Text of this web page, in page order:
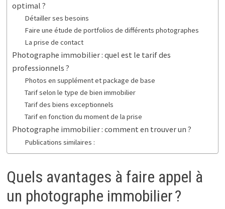
optimal ?
Détailler ses besoins
Faire une étude de portfolios de différents photographes
La prise de contact
Photographe immobilier : quel est le tarif des
professionnels ?
Photos en supplément et package de base
Tarif selon le type de bien immobilier
Tarif des biens exceptionnels
Tarif en fonction du moment de la prise
Photographe immobilier : comment en trouver un ?
Publications similaires :
Quels avantages à faire appel à
un photographe immobilier ?